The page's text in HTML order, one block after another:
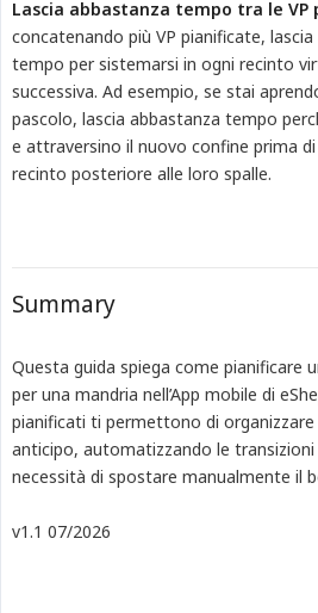
Lascia abbastanza tempo tra le VP
concatenando più VP pianificate,
tempo per sistemarsi in ogni recinto
successiva. Ad esempio, se stai
pascolo, lascia abbastanza tempo
e attraversino il nuovo confine prima
recinto posteriore alle loro spalle.
Summary
Questa guida spiega come pianificare
per una mandria nell’App mobile di
pianificati ti permettono di
anticipo, automatizzando le
necessità di spostare manualmente il
v1.1 07/2026